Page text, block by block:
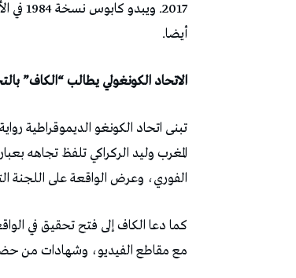
2017.
أيضا.
الاتحاد الكونغولي يطالب “الكاف”
تبنى اتحاد الكونغو الديموقراطية
المغرب وليد الركراكي تلفظ تجاهه
الفوري، وعرض الواقعة على اللجنة
كما دعا الكاف إلى فتح تحقيق في
مع مقاطع الفيديو، وشهادات من